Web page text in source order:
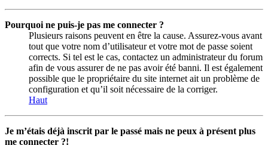
Pourquoi ne puis-je pas me connecter ?
Plusieurs raisons peuvent en être la cause. Assurez-vous avant
tout que votre nom d’utilisateur et votre mot de passe soient
corrects. Si tel est le cas, contactez un administrateur du forum
afin de vous assurer de ne pas avoir été banni. Il est également
possible que le propriétaire du site internet ait un problème de
configuration et qu’il soit nécessaire de la corriger.
Haut
Je m’étais déjà inscrit par le passé mais ne peux à présent plus
me connecter ?!